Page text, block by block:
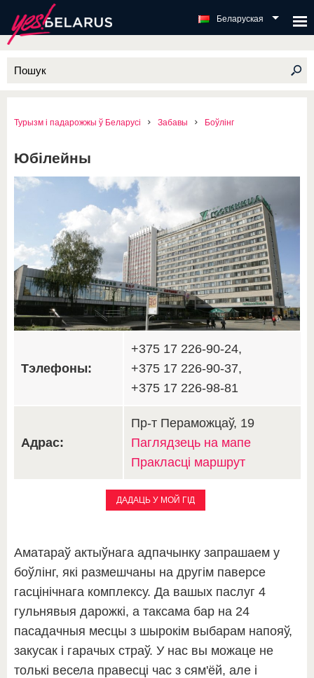
Беларуская
Турызм і падарожжы ў Беларусі Забавы Боўлінг
Юбілейны
Тэлефоны:
+375 17 226-90-24,
+375 17 226-90-37,
+375 17 226-98-81
Адрас:
Пр-т Пераможцаў, 19
Паглядзець на мапе
Пракласці маршрут
ДАДАЦЬ У МОЙ ГІД
Аматараў актыўнага адпачынку запрашаем у
боўлінг, які размешчаны на другім паверсе
гасцінічнага комплексу. Да вашых паслуг 4
гульнявыя дарожкі, а таксама бар на 24
пасадачныя месцы з шырокім выбарам напояў,
закусак і гарачых страў. У нас вы можаце не
толькі весела правесці час з сям'ёй, але і